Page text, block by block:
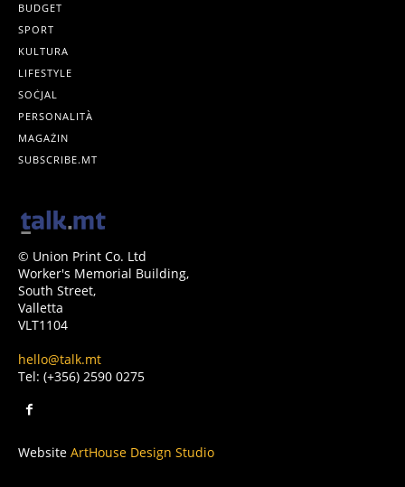
BUDGET
SPORT
KULTURA
LIFESTYLE
SOĊJAL
PERSONALITÀ
MAGAŻIN
SUBSCRIBE.MT
© Union Print Co. Ltd
Worker's Memorial Building,
South Street,
Valletta
VLT1104
hello@talk.mt
Tel: (+356) 2590 0275
Website ArtHouse Design Studio